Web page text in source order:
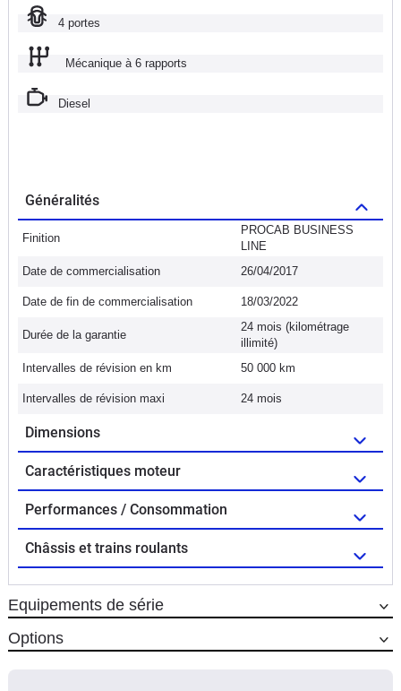
4 portes
Mécanique à 6 rapports
Diesel
Généralités
Finition
PROCAB BUSINESS
LINE
Date de commercialisation
26/04/2017
Date de fin de commercialisation 18/03/2022
Durée de la garantie
24 mois (kilométrage
illimité)
Intervalles de révision en km
50 000 km
Intervalles de révision maxi 24 mois
Dimensions
Caractéristiques moteur
Performances / Consommation
Châssis et trains roulants
Equipements de série
Options